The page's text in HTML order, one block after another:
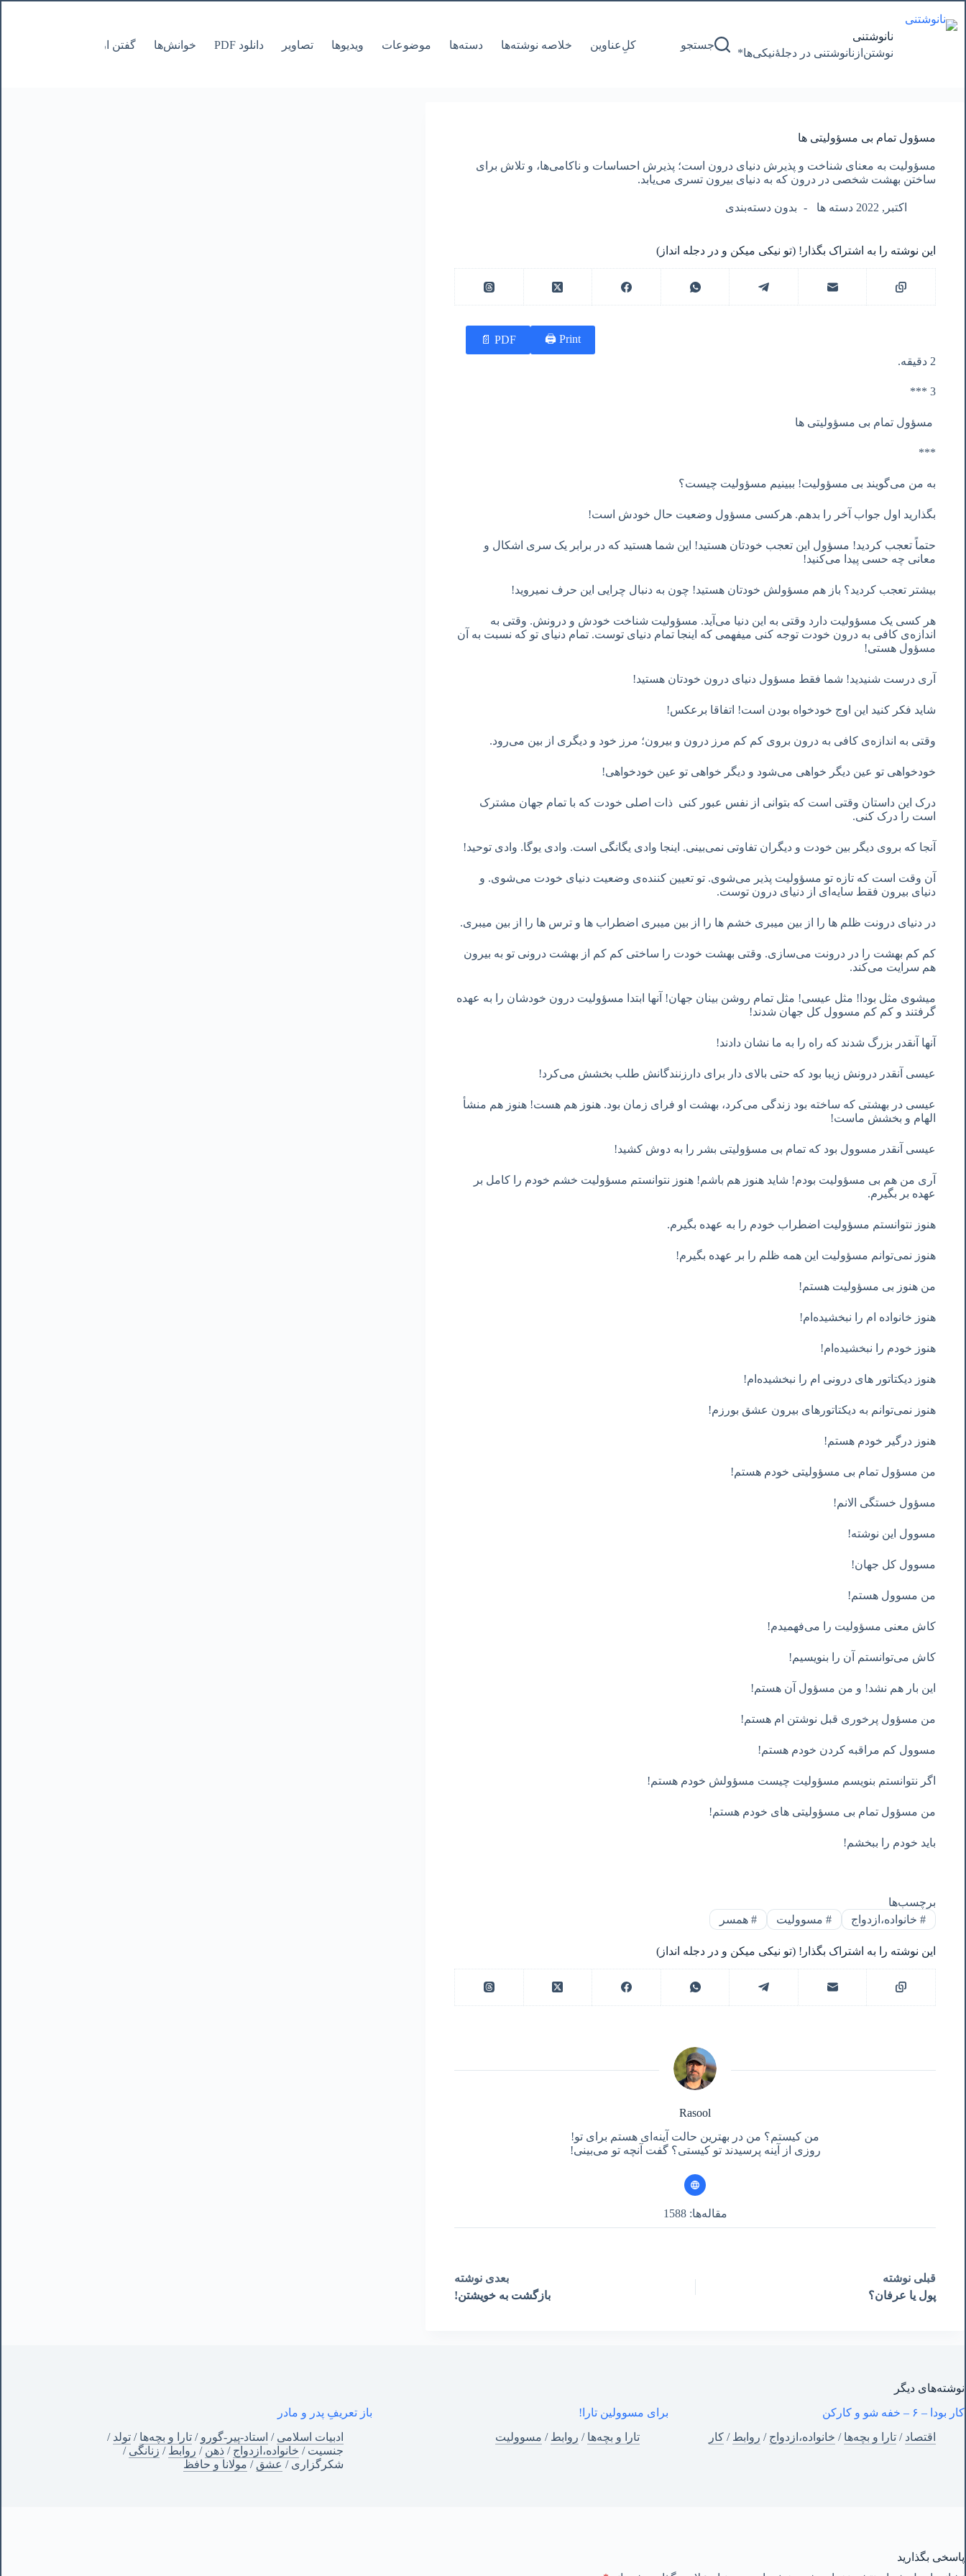
به
محتوا
نانوشتنی
نوشتن‌از‌نانوشتنی‌ در‌ دجلۀنیکی‌ها*
جستجو کل‌ِعناوین خلاصه نوشته‌ها دسته‌ها موضوعات ویدیوها تصاویر دانلود PDF خوانش‌ها گفتن از نانوشتنی
مسؤول تمام بی مسؤولیتی ها
مسؤولیت به معنای شناخت و پذیرش دنیای درون است؛ پذیرش احساسات و ناکامی‌ها، و تلاش برای
ساختن بهشت شخصی در درون که به دنیای بیرون تسری می‌یابد.
اکتبر, 2022 دسته ها بدون دسته‌بندی
این نوشته را به اشتراک بگذار! (تو نیکی میکن و در دجله انداز)
Print 🖨
PDF 📄
2 دقیقه.
3 ***
مسؤول تمام بی مسؤولیتی ها
***
به من می‌گویند بی مسؤولیت! ببینیم مسؤولیت چیست؟
بگذارید اول جواب آخر را بدهم. هرکسی مسؤول وضعیت حال خودش است!
حتماً تعجب کردید! مسؤول این تعجب خودتان هستید! این شما هستید که در برابر یک سری اشکال و
معانی چه حسی پیدا می‌کنید!
بیشتر تعجب کردید؟ باز هم مسؤولش خودتان هستید! چون به دنبال چرایی این حرف نمیروید!
هر کسی یک مسؤولیت دارد وقتی به این دنیا می‌آید. مسؤولیت شناخت خودش و درونش. وقتی به
اندازه‌ی کافی به درون خودت توجه کنی میفهمی که اینجا تمام دنیای توست. تمام دنیای تو که نسبت به آن
مسؤول هستی!
آری درست شنیدید! شما فقط مسؤول دنیای درون خودتان هستید!
شاید فکر کنید این اوج خودخواه بودن است! اتفاقا برعکس!
وقتی به اندازه‌ی کافی به درون بروی کم کم مرز درون و بیرون؛ مرز خود و دیگری از بین می‌رود.
خودخواهی تو عین دیگر خواهی می‌شود و دیگر خواهی تو عین خودخواهی!
درک این داستان وقتی است که بتوانی از نفس عبور کنی ‌ ذات اصلی خودت که با تمام جهان مشترک
است را درک کنی.
آنجا که بروی دیگر بین خودت و دیگران تفاوتی نمی‌بینی. اینجا وادی یگانگی است. وادی یوگا. وادی توحید!
آن وقت است که تازه تو مسؤولیت پذیر می‌شوی. تو تعیین کننده‌ی وضعیت دنیای خودت می‌شوی. و
دنیای بیرون فقط سایه‌ای از دنیای درون توست.
در دنیای درونت ظلم ها را از بین میبری خشم ها را از بین میبری اضطراب ها و ترس ها را از بین میبری.
کم کم بهشت را در درونت می‌سازی. وقتی بهشت خودت را ساختی کم کم از بهشت درونی تو به بیرون
هم سرایت می‌کند.
میشوی مثل بودا! مثل عیسی! مثل تمام روشن بینان جهان! آنها ابتدا مسؤولیت درون خودشان را به عهده
گرفتند و کم کم مسوول کل جهان شدند!
آنها آنقدر بزرگ شدند که راه را به ما نشان دادند!
عیسی آنقدر درونش زیبا بود که حتی بالای دار برای دارزنندگانش طلب بخشش می‌کرد!
عیسی در بهشتی که ساخته بود زندگی می‌کرد، بهشت او فرای زمان بود. هنوز هم هست! هنوز هم منشأ
الهام و بخشش ماست!
عیسی آنقدر مسوول بود که تمام بی مسؤولیتی بشر را به دوش کشید!
آری من هم بی مسؤولیت بودم! شاید هنوز هم باشم! هنوز نتوانستم مسؤولیت خشم خودم را کامل بر
عهده بر بگیرم.
هنوز نتوانستم مسؤولیت اضطراب خودم را به عهده بگیرم.
هنوز نمی‌توانم مسؤولیت این همه ظلم را بر عهده بگیرم!
من هنوز بی مسؤولیت هستم!
هنوز خانواده ام را نبخشیده‌ام!
هنوز خودم را نبخشید‌ه‌ام!
هنوز دیکتاتور های درونی ام را نبخشیده‌ام!
هنوز نمی‌توانم به دیکتاتورهای بیرون عشق بورزم!
هنوز درگیر خودم هستم!
من مسؤول تمام بی مسؤولیتی خودم هستم!
مسؤول خستگی الانم!
مسوول این نوشته!
مسوول کل جهان!
من مسوول هستم!
کاش معنی مسؤولیت را می‌فهمیدم!
کاش می‌توانستم آن را بنویسیم!
این بار هم نشد! و من مسؤول آن هستم!
من مسؤول پرخوری قبل نوشتن ام هستم!
مسوول کم مراقبه کردن خودم هستم!
اگر نتوانستم بنویسم مسؤولیت چیست مسؤولش خودم هستم!
من مسؤول تمام بی مسؤولیتی های خودم هستم!
باید خودم را ببخشم!
برچسب‌ها
#خانواده،ازدواج #مسوولیت #همسر
این نوشته را به اشتراک بگذار! (تو نیکی میکن و در دجله انداز)
Rasool
من کیستم؟ من در بهترین حالت آینه‌ای هستم برای تو!
روزی از آینه پرسیدند تو کیستی؟ گفت آنچه تو می‌بینی!
مقاله‌ها: 1588
قبلی نوشته
پول یا عرفان؟
بعدی نوشته
بازگشت به خویشتن!
نوشته‌های‌ دیگر
کار بودا – ۶ – خفه شو و کارکن
اقتصاد / تارا و بچه‌ها / خانواده،ازدواج / روابط / کار
برای مسوولین تارا!
تارا و بچه‌ها / روابط / مسوولیت
باز تعریفِ پدر و مادر
ادبیات اسلامی / استاد-پیر-گورو / تارا و بچه‌ها / تولد /
جنسیت / خانواده،ازدواج / ذهن / روابط / زنانگی /
شکرگزاری / عشق / مولانا و حافظ
پاسخی بگذارید